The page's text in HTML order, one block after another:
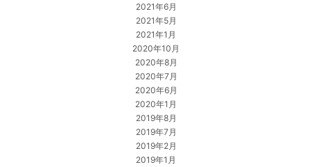
2021年6月
2021年5月
2021年1月
2020年10月
2020年8月
2020年7月
2020年6月
2020年1月
2019年8月
2019年7月
2019年2月
2019年1月